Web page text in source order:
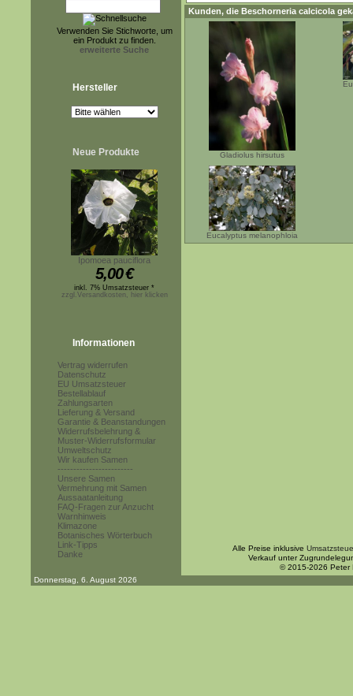
Verwenden Sie Stichworte, um
ein Produkt zu finden.
erweiterte Suche
Hersteller
Neue Produkte
Ipomoea pauciflora
5,00€
inkl. 7% Umsatzsteuer *
zzgl.Versandkosten, hier klicken
Informationen
Vertrag widerrufen
Datenschutz
EU Umsatzsteuer
Bestellablauf
Zahlungsarten
Lieferung & Versand
Garantie & Beanstandungen
Widerrufsbelehrung &
Muster-Widerrufsformular
Umweltschutz
Wir kaufen Samen
------------------------
Unsere Samen
Vermehrung mit Samen
Aussaatanleitung
FAQ-Fragen zur Anzucht
Warnhinweis
Klimazone
Botanisches Wörterbuch
Link-Tipps
Danke
Kunden, die Beschorneria calcicola
Gladiolus hirsutus
Eucalyptus melanophloia
Alle Preise inklusive
Verkauf unter
© 2015-2026 Peter
Donnerstag, 6. August 2026